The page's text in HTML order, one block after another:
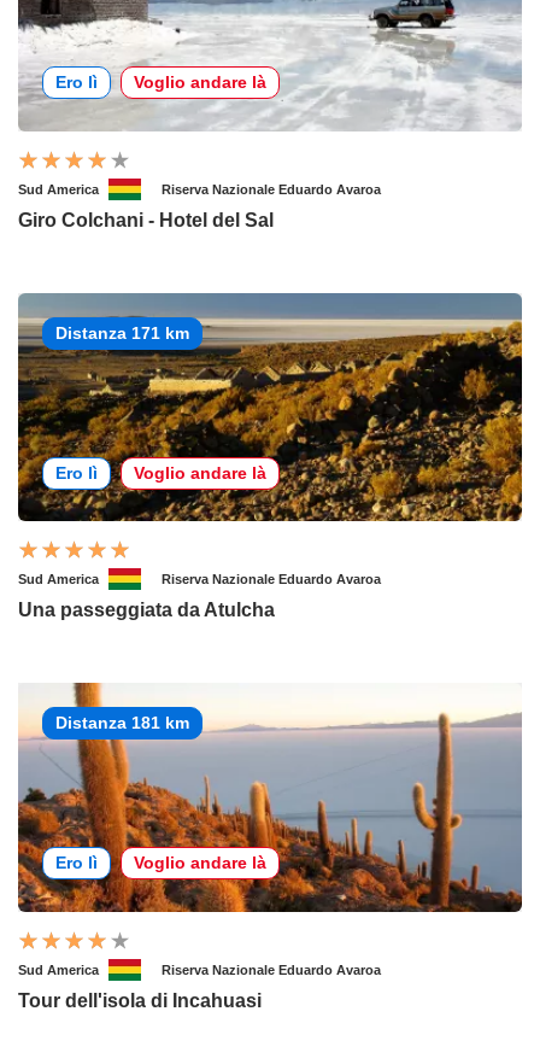
Ero lì Voglio andare là
Sud America Riserva Nazionale Eduardo Avaroa
Giro Colchani - Hotel del Sal
Distanza 171 km
Ero lì Voglio andare là
Sud America Riserva Nazionale Eduardo Avaroa
Una passeggiata da Atulcha
Distanza 181 km
Ero lì Voglio andare là
Sud America Riserva Nazionale Eduardo Avaroa
Tour dell'isola di Incahuasi